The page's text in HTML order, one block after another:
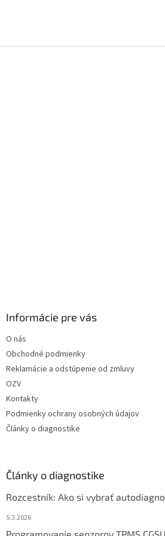
Informácie pre vás
O nás
Obchodné podmienky
Reklamácie a odstúpenie od zmluvy
OZV
Kontakty
Podmienky ochrany osobných údajov
Články o diagnostike
Články o diagnostike
Rozcestník: Ako si vybrať
5.3.2026